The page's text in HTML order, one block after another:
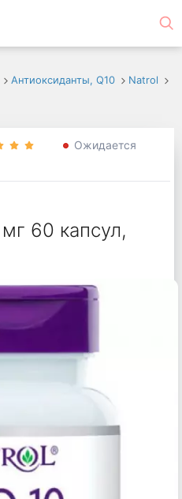
Антиоксиданты, Q10
Natrol
Ожидается
60 капсул,